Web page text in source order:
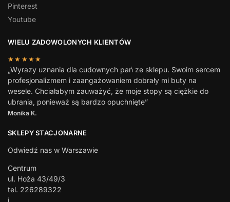
Pinterest
Youtube
WIELU ZADOWOLONYCH KLIENTÓW
★★★★★
„Wyrazy uznania dla cudownych pań ze sklepu. Swoim sercem
profesjonalizmem i zaangażowaniem dobrały mi buty na
wesele. Chciałabym zauważyć, że moje stopy są ciężkie do
ubrania, ponieważ są bardzo opuchnięte”
Monika K.
SKLEPY STACJONARNE
Odwiedź nas w Warszawie
Centrum
ul. Hoża 43/49/3
tel. 226289322
i